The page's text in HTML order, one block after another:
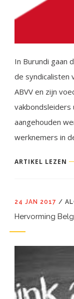
In Burundi gaan
de syndicalisten
ABVV en zijn
vakbondsleiders
aangehouden
werknemers in
ARTIKEL LEZEN
24 JAN 2017 /
Hervorming